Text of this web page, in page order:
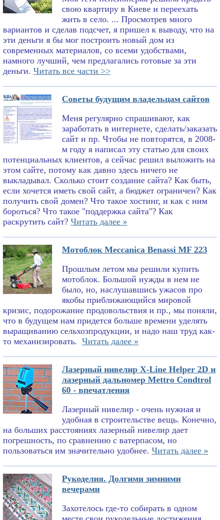
свою квартиру в Киеве и переехать
жить в село. ... Просмотрев много
вариантов и сделав подсчет, я пришел к выводу, что на
эти деньги я бы мог построить новый дом из
современных материалов, со всеми удобствами,
намного лучший, чем предлагались готовые за эти
деньги. Читать все части >>
Советы будущим владельцам сайтов
Меня регулярно спрашивают, как
заработать в интернете, сделать/заказать
сайт и пр. Чтобы не повторятся, в 2008-
м году я написал эту статью для своих
потенциальных клиентов, а сейчас решил выложить на
этом сайте, потому как давно здесь ничего не
выкладывал. Сколько стоит создание сайта? Как быть,
если хочется иметь свой сайт, а бюджет ограничен? Как
получить свой домен? Что такое хостинг, и как с ним
бороться? Что такое "поддержка сайта"? Как
раскрутить сайт? Читать далее »
Мотоблок Meccanica Benassi MF 223
Прошлым летом мы решили купить
мотоблок. Большой нужды в нем не
было, но, наслушавшись ужасов про
якобы приближающийся мировой
кризис, подорожание продовольствия и пр., мы поняли,
что в будущем нам придется больше времени уделять
выращиванию сельхозпродукции, и надо наш труд как-
то механизировать. Читать далее »
Лазерный нивелир X-Line Helper 2D и
лазерный дальномер Mettro Condtrol
60 - впечатления
Лазерный нивелир - очень нужная и
удобная в строительстве вещь. Конечно,
на больших расстояниях лазерный нивелир дает
погрешность, по сравнению с ватерпасом, но
пользоваться им значительно удобнее. Читать далее »
Рукоделия. Долгими зимними
вечерами
Захотелось где-то собирать в одном